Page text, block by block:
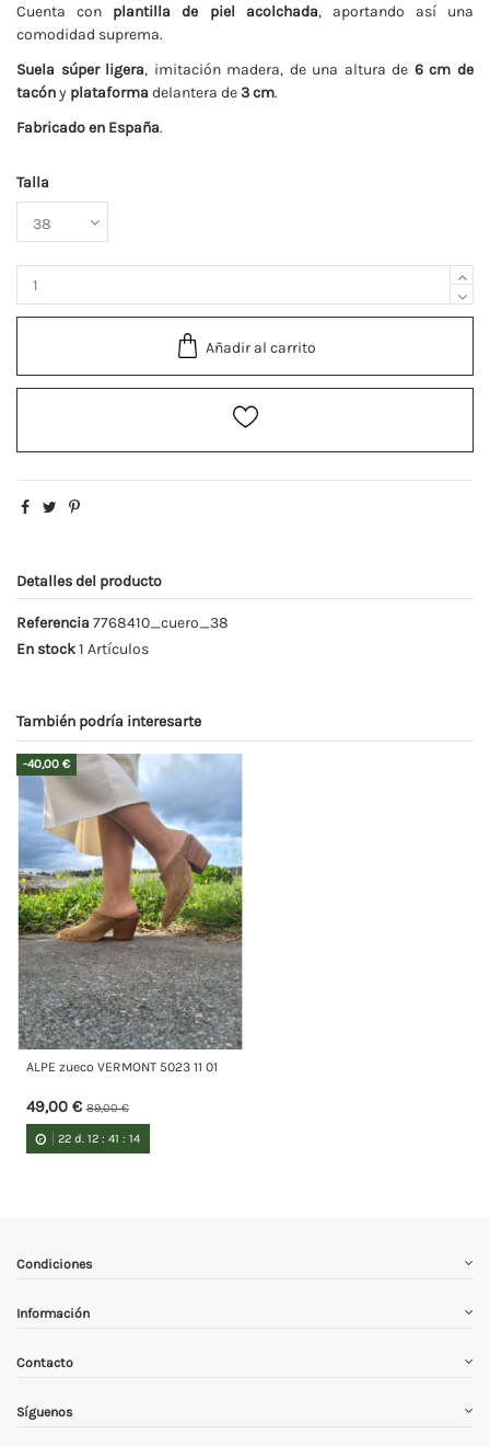
Cuenta con plantilla de piel acolchada, aportando así una
comodidad suprema.
Suela súper ligera, imitación madera, de una altura de 6 cm de
tacóny plataforma delantera de3 cm.
Fabricado en España.
Talla
Añadir al carrito
Detalles del producto
Referencia 7768410_cuero_38
En stock1 Artículos
También podría interesarte
-40,00 €
ALPE zueco VERMONT 5023 11 01
49,00 €89,00 €
22 d. 12 :41 :14
Condiciones
Información
Contacto
Síguenos